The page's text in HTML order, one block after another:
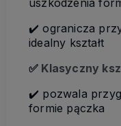
uszkodzenia
✔️ ogranicza
idealny kształt
✅ Klasyczny
✔️ pozwala
formie pączka